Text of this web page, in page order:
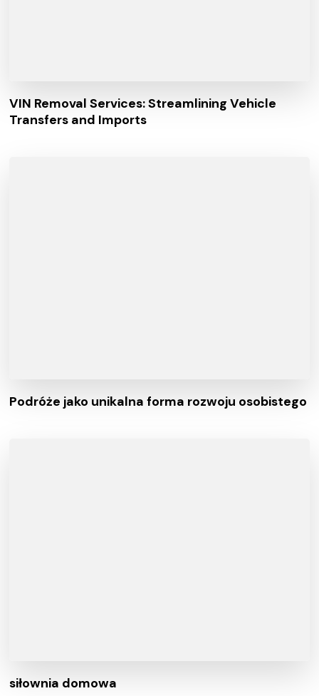
VIN Removal Services: Streamlining Vehicle
Transfers and Imports
Podróże jako unikalna forma rozwoju osobistego
siłownia domowa